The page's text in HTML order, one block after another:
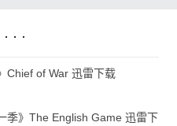
· ·
Chief of War 迅雷下载
季》The English Game 迅雷下